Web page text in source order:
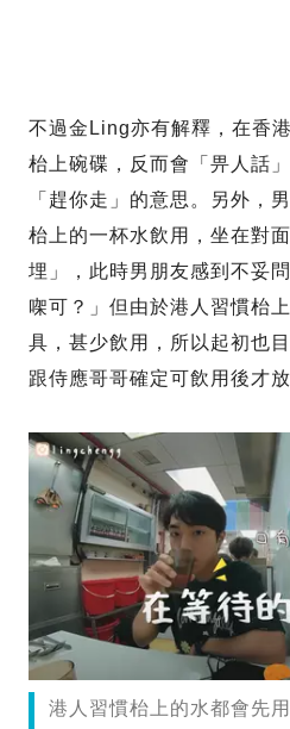
不過金Ling亦有解釋，在香
枱上碗碟，反而會「畀人話
「趕你走」的意思。另外，
枱上的一杯水飲用，坐在對
埋」，此時男朋友感到不妥
㗎可？」但由於港人習慣枱
具，甚少飲用，所以起初也
跟侍應哥哥確定可飲用後才放
港人習慣枱上的水都會先